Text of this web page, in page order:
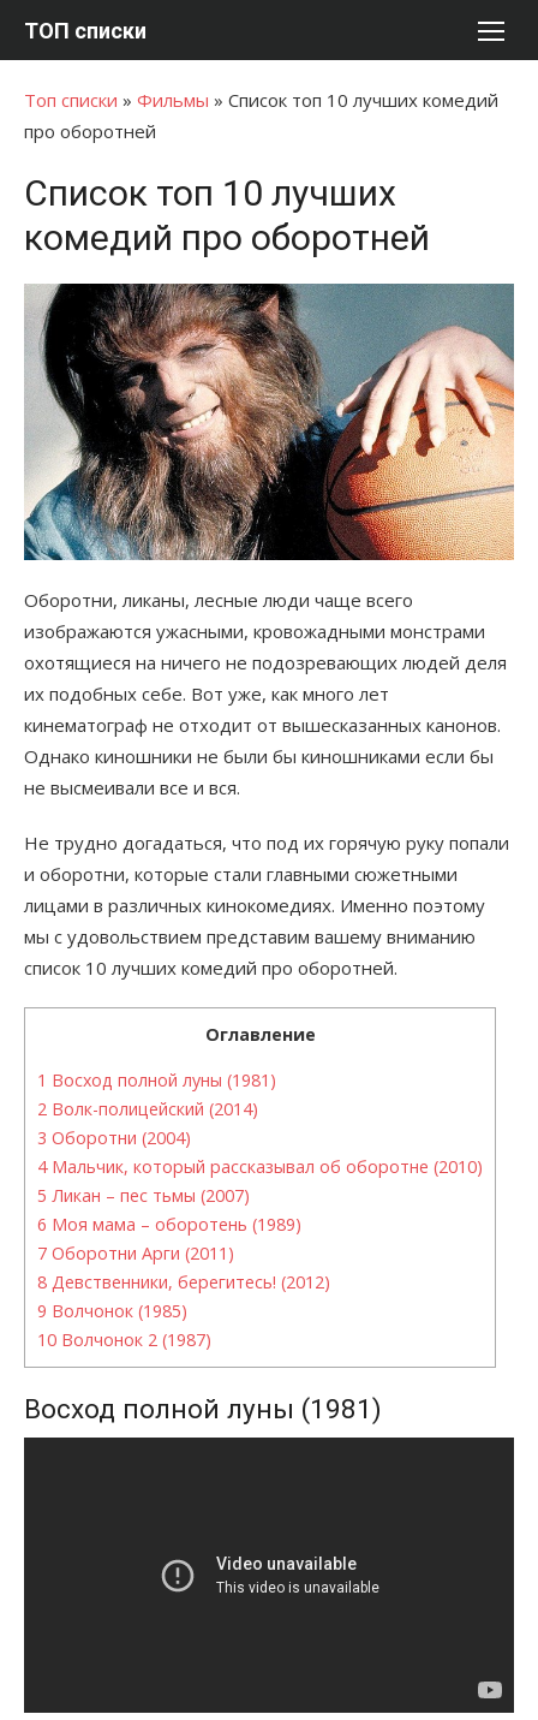
ТОП списки
Топ списки » Фильмы » Список топ 10 лучших комедий
про оборотней
Список топ 10 лучших
комедий про оборотней
Оборотни, ликаны, лесные люди чаще всего
изображаются ужасными, кровожадными монстрами
охотящиеся на ничего не подозревающих людей деля
их подобных себе. Вот уже, как много лет
кинематограф не отходит от вышесказанных канонов.
Однако киношники не были бы киношниками если бы
не высмеивали все и вся.
Не трудно догадаться, что под их горячую руку попали
и оборотни, которые стали главными сюжетными
лицами в различных кинокомедиях. Именно поэтому
мы с удовольствием представим вашему вниманию
список 10 лучших комедий про оборотней.
Оглавление
1 Восход полной луны (1981)
2 Волк-полицейский (2014)
3 Оборотни (2004)
4Мальчик, который рассказывал об оборотне (2010)
5 Ликан – пес тьмы (2007)
6 Моя мама – оборотень (1989)
7 Оборотни Арги (2011)
8 Девственники, берегитесь! (2012)
9 Волчонок (1985)
10 Волчонок 2 (1987)
Восход полной луны (1981)